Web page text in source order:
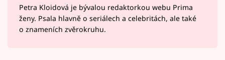
Petra Kloidová je bývalou redaktorkou webu Prima
ženy. Psala hlavně o seriálech a celebritách, ale také
o znameních zvěrokruhu.